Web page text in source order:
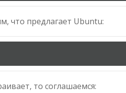
что предлагает Ubuntu:
то соглашаемся: